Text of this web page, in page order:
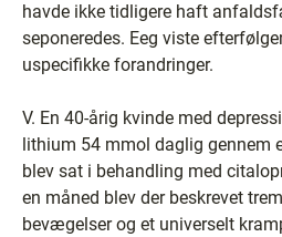
havde ikke tidligere haft
seponeredes. Eeg viste
uspecifikke forandringer.
V. En 40-årig kvinde med
lithium 54 mmol daglig gennem
blev sat i behandling med
en måned blev der beskrevet
bevægelser og et universelt